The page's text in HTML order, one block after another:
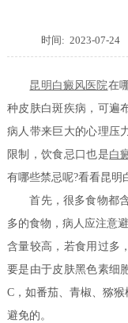
时间: 2023-07-24
昆明白癜风医院在
种皮肤白斑疾病，可遍
病人带来巨大的心理压
限制，饮食忌口也是白
有哪些禁忌呢?看看昆明
首先，很多食物都含
多的食物，病人应注意
含量较高，若食用过多
要是由于皮肤黑色素细
C，如番茄、青椒、猕
避免的。